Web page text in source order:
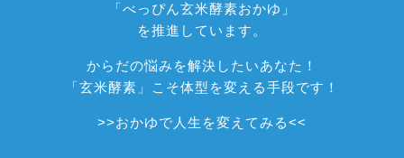
「べっぴん玄米酵素おかゆ」
を推進しています。
からだの悩みを解決したいあなた！
「玄米酵素」こそ体型を変える手段です！
>>おかゆで人生を変えてみる<<